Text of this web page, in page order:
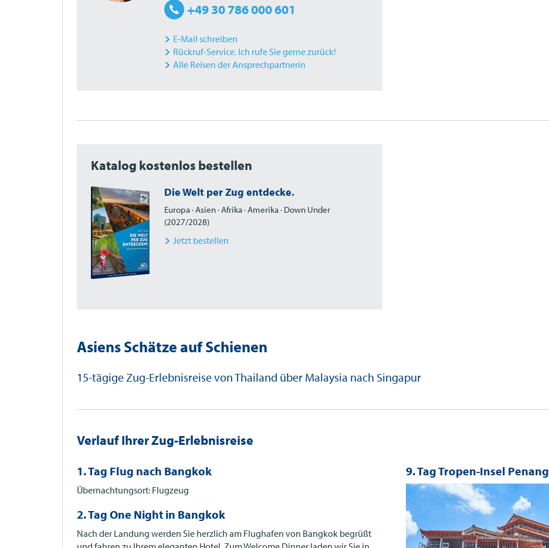
+49 30 786 000 601
E-Mail schreiben
Rückruf-Service. Ich rufe Sie gerne zurück!
Alle Reisen der Ansprechpartnerin
Katalog kostenlos bestellen
Die Welt per Zug entdecke.
Europa · Asien · Afrika · Amerika · Down Under
(2027/2028)
Jetzt bestellen
Asiens Schätze auf Schienen
15-tägige Zug-Erlebnisreise von Thailand über Malaysia nach Singapur
Verlauf Ihrer Zug-Erlebnisreise
1. Tag Flug nach Bangkok
Übernachtungsort: Flugzeug
2. Tag One Night in Bangkok
Nach der Landung werden Sie herzlich am Flughafen von Bangkok begrüßt
9. Tag Tropen-Insel Penang